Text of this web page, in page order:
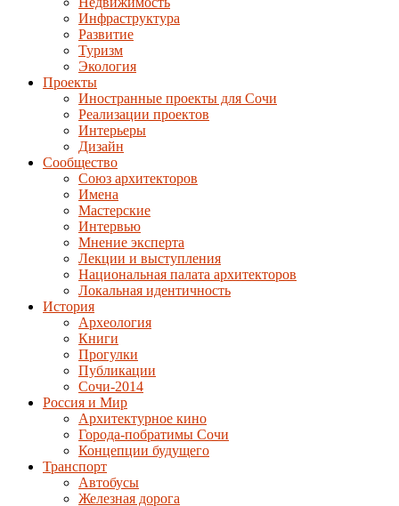
Инфраструктура
Развитие
Туризм
Экология
Проекты
Иностранные проекты для Сочи
Реализации проектов
Интерьеры
Дизайн
Сообщество
Союз архитекторов
Имена
Мастерские
Интервью
Мнение эксперта
Лекции и выступления
Национальная палата архитекторов
Локальная идентичность
История
Археология
Книги
Прогулки
Публикации
Сочи-2014
Россия и Мир
Архитектурное кино
Города-побратимы Сочи
Концепции будущего
Транспорт
Автобусы
Железная дорога